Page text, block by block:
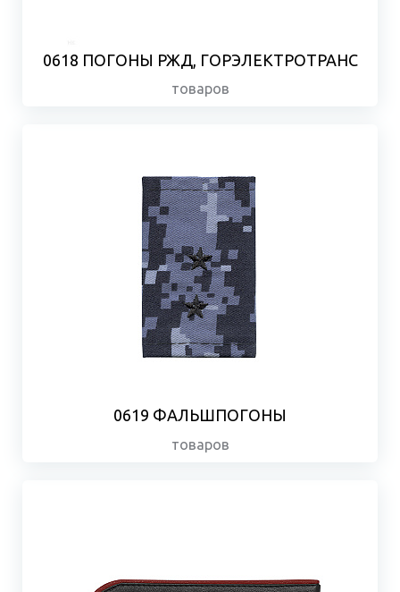
0618 ПОГОНЫ РЖД, ГОРЭЛЕКТРОТРАНС
товаров
0619 ФАЛЬШПОГОНЫ
товаров